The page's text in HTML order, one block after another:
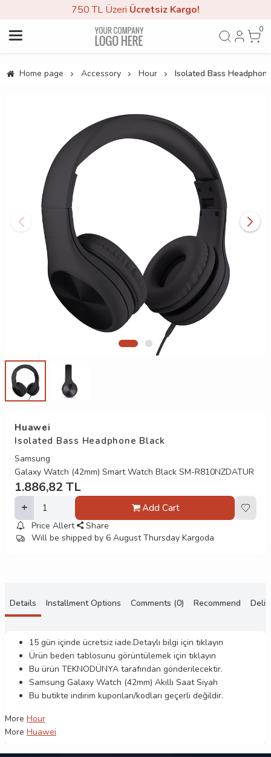
750 TL Üzeri Ücretsiz Kargo!
0
Home page Accessory Hour Isolated Bass
Huawei
Isolated Bass Headphone Black
Samsung
Galaxy Watch (42mm) Smart Watch Black SM-R810NZDATUR
1.886,82TL
Add Cart
Price Allert
Share
Will be shipped by 6 August Thursday Kargoda
Details Installment Options Comments (0) Recommend
15 gün içinde ücretsiz iade.Detaylı bilgi için tıklayın
Ürün beden tablosunu görüntülemek için tıklayın
Bu ürün TEKNODÜNYA tarafından gönderilecektir.
Samsung Galaxy Watch (42mm) Akıllı Saat Siyah
Bu butikte indirim kuponları/kodları geçerli değildir.
More Hour
More Huawei